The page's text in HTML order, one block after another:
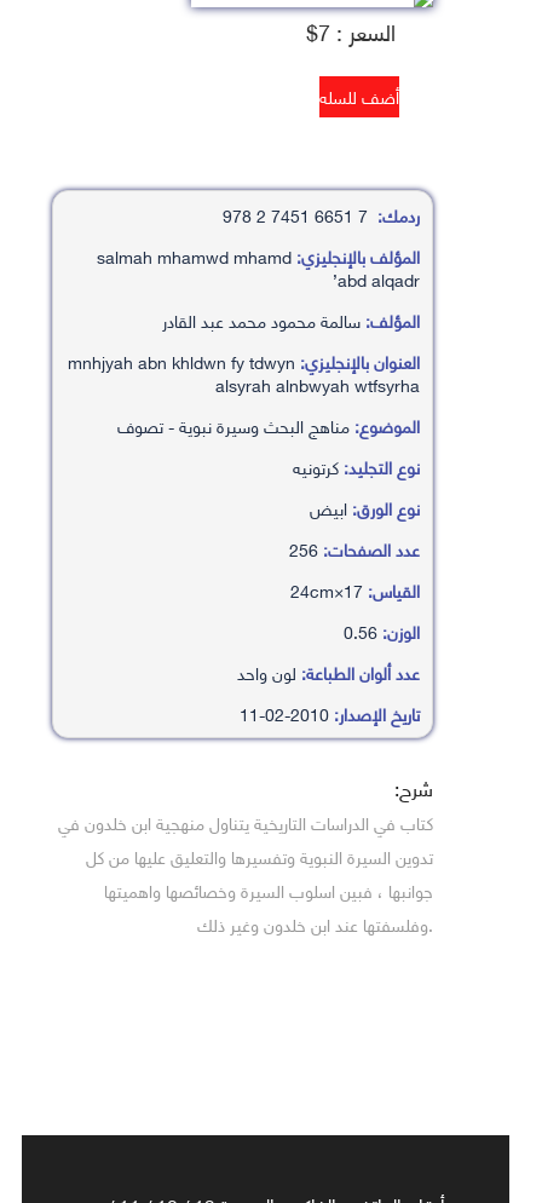
السعر : 7$
ردمك:
المؤلف بالإنجليزي:salmah mhamwd mhamd
’abd alqadr
المؤلف:سالمة محمود محمد عبد القادر
العنوان بالإنجليزي: mnhjyah abn khldwn fy tdwyn
alsyrah alnbwyah wtfsyrha
الموضوع:مناهج البحث وسيرة نبوية - تصوف
نوع التجليد:كرتونيه
نوع الورق:ابيض
عدد الصفحات:
القياس:
الوزن:
عدد ألوان الطباعة: لون واحد
تاريخ الإصدار:
شرح:
كتاب في الدراسات التاريخية يتناول منهجية ابن خلدون في
تدوين السيرة النبوية وتفسيرها والتعليق عليها من كل
جوانبها ، فبين اسلوب السيرة وخصائصها واهميتها
.وفلسفتها عند ابن خلدون وغير ذلك